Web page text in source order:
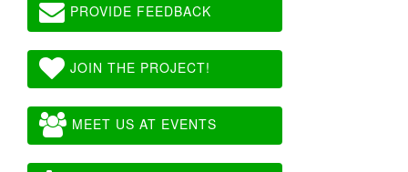
PROVIDE FEEDBACK
JOIN THE PROJECT!
MEET US AT EVENTS